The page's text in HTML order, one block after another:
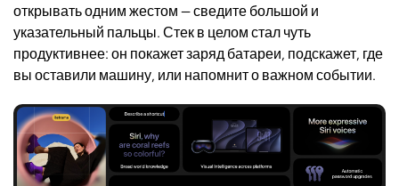
открывать одним жестом — сведите большой и
указательный пальцы. Стек в целом стал чуть
продуктивнее: он покажет заряд батареи, подскажет, где
вы оставили машину, или напомнит о важном событии.